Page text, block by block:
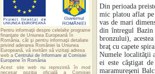
Din perioada
mic platou aflat
vas de mari
din întregul
bronzului),
braţ cu capete
Numele localităţii
ei este câştigat
maramureşeni
Pentru informaţii despre celelalte programe
finanţate de Uniunea Europeană în
România, cât şi pentru informaţii detaliate
privind aderarea României la Uniunea
Europeană, vă invităm să vizitaţi adresa
web a Centrului de Informare al Comisiei
Europene în România
Acest site web nu reprezintă în mod
necesar poziţia oficială a Comisiei